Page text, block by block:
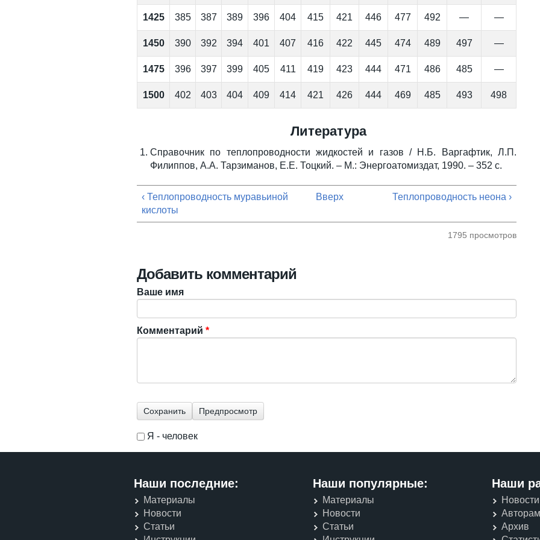
1425 385 387 389 396 404 415 421 446 477 492 — —
1450 390 392 394 401 407 416 422 445 474 489 497 —
1475 396 397 399 405 411 419 423 444 471 486 485 —
1500 402 403 404 409 414 421 426 444 469 485 493 498
Литература
Справочник по теплопроводности жидкостей и газов / Н.Б. Варгафтик, Л.П.
Филиппов, А.А. Тарзиманов, Е.Е. Тоцкий. – М.: Энергоатомиздат, 1990. – 352 с.
‹ Теплопроводность муравьиной
кислоты
Вверх Теплопроводность неона ›
1795 просмотров
Добавить комментарий
Ваше имя
Комментарий *
Я - человек
Наши последние:
Материалы
Новости
Статьи
Наши популярные:
Материалы
Новости
Статьи
Наши
Авторам
Архив